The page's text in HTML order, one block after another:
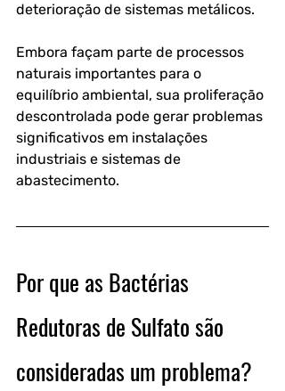
deterioração de sistemas metálicos.
Embora façam parte de processos
naturais importantes para o
equilíbrio ambiental, sua proliferação
descontrolada pode gerar problemas
significativos em instalações
industriais e sistemas de
abastecimento.
Por que as Bactérias
Redutoras de Sulfato são
consideradas um problema?